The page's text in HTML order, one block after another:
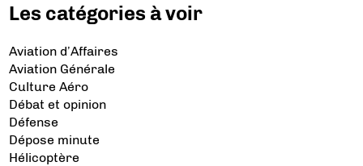
Les catégories à voir
Aviation d’Affaires
Aviation Générale
Culture Aéro
Débat et opinion
Défense
Dépose minute
Hélicoptère